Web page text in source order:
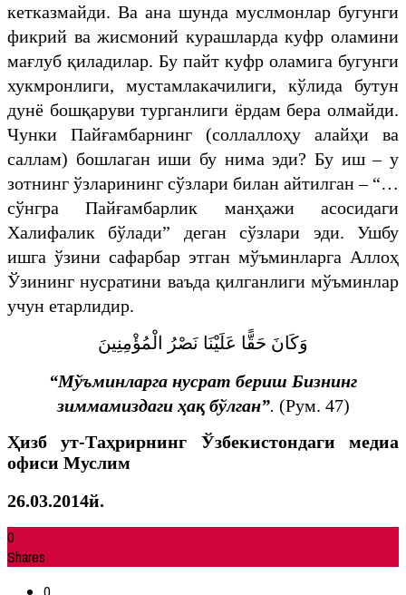
кетказмайди. Ва ана шунда муслмонлар бугунги
фикрий ва жисмоний курашларда куфр оламини
мағлуб қиладилар. Бу пайт куфр оламига бугунги
хукмронлиги, мустамлакачилиги, кўлида бутун
дунё бошқаруви турганлиги ёрдам бера олмайди.
Чунки Пайғамбарнинг (соллаллоҳу алайҳи ва
саллам) бошлаган иши бу нима эди? Бу иш – у
зотнинг ўзларининг сўзлари билан айтилган – “…
сўнгра Пайғамбарлик манҳажи асосидаги
Халифалик бўлади” деган сўзлари эди. Ушбу
ишга ўзини сафарбар этган мўъминларга Аллоҳ
Ўзининг нусратини ваъда қилганлиги мўъминлар
учун етарлидир.
وَكَانَ حَقًّا عَلَيْنَا نَصْرُ الْمُؤْمِنِينَ
“Мўъминларга нусрат бериш Бизнинг
зиммамиздаги ҳақ бўлган”. (Рум. 47)
Ҳизб ут-Таҳрирнинг Ўзбекистондаги медиа
офиси Муслим
26.03.2014й.
0
Shares